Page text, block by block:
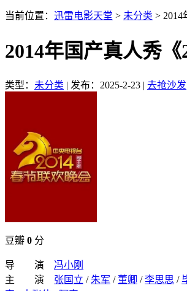
当前位置： 迅雷电影天堂 > 未分类 >
2014年国产真人秀
类型： 未分类 | 发布：2025-2-23 | 去抢沙发
豆瓣 0 分
导 演 冯小刚
主 演 张国立 / 朱军 / 董卿 /李思思 /